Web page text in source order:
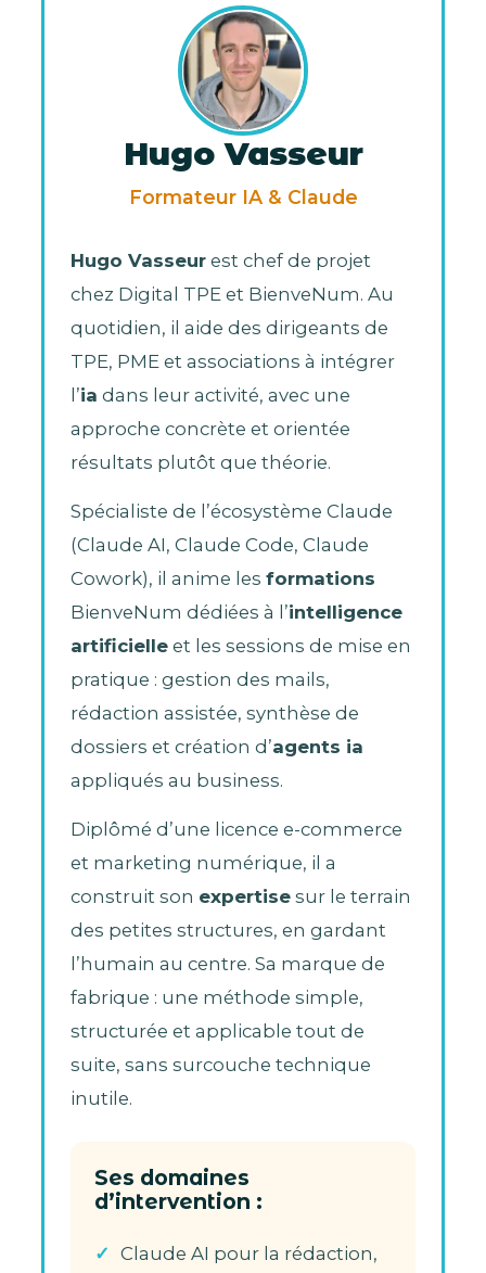
Hugo Vasseur
Formateur IA & Claude
Hugo Vasseur est chef de projet
chez Digital TPE et BienveNum. Au
quotidien, il aide des dirigeants de
TPE, PME et associations à intégrer
l’ia dans leur activité, avec une
approche concrète et orientée
résultats plutôt que théorie.
Spécialiste de l’écosystème Claude
(Claude AI, Claude Code, Claude
Cowork), il anime les formations
BienveNum dédiées à l’intelligence
artificielle et les sessions de mise en
pratique : gestion des mails,
rédaction assistée, synthèse de
dossiers et création d’agents ia
appliqués au business.
Diplômé d’une licence e-commerce
et marketing numérique, il a
construit son expertise sur le terrain
des petites structures, en gardant
l’humain au centre. Sa marque de
fabrique : une méthode simple,
structurée et applicable tout de
suite, sans surcouche technique
inutile.
Ses domaines
d’intervention :
Claude AI pour la rédaction,